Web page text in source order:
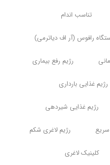
تناسب اندام
رافوس (آر اف دیاترمی)
رژیم رفع بیماری
رژیم غذایی بارداری
رژیم غذایی شیردهی
سریع رژیم لاغری شکم
کلینیک لاغری